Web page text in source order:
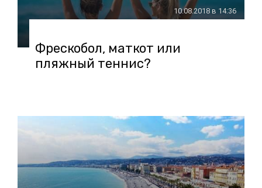
10.08.2018 в 14:36
Фрескобол, маткот или
пляжный теннис?